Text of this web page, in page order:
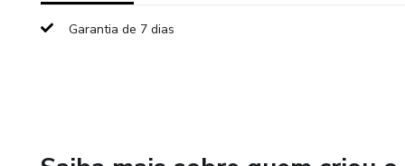
14 pegadas de coelho
Garantia de 7 dias